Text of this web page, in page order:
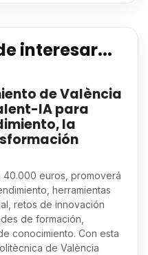
interesar...
de València
IA para
la
euros, promoverá
herramientas
retos de innovación
de formación,
conocimiento. Con esta
de València